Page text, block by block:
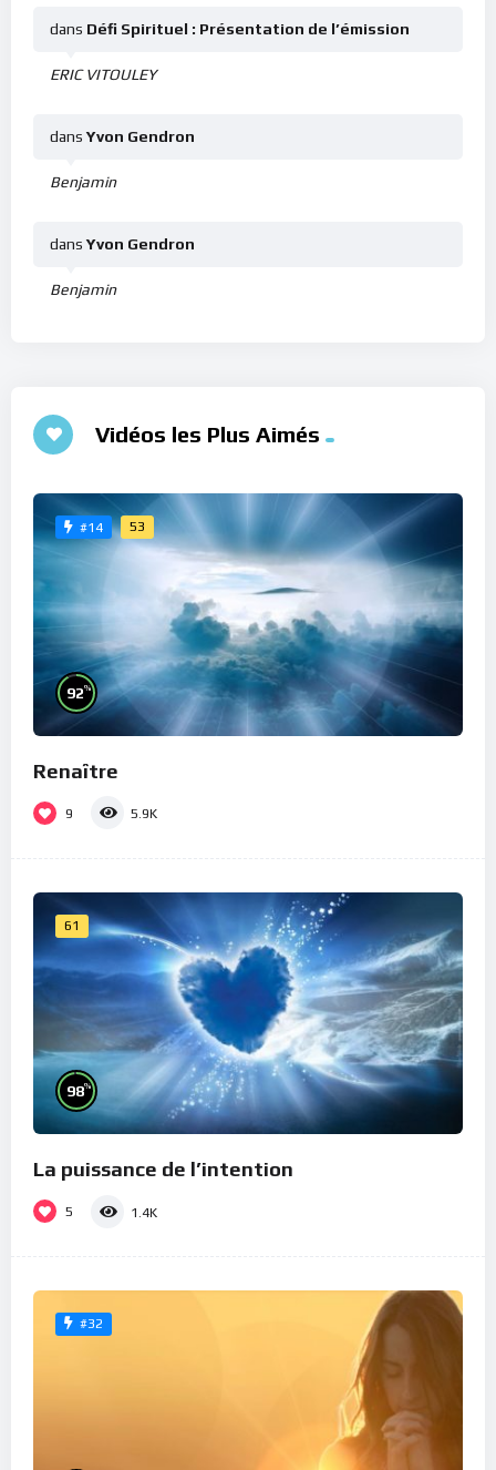
ERIC VITOULEY
dans Défi Spirituel : Présentation de l’émission
Benjamin
dans Yvon Gendron
Benjamin
dans Yvon Gendron
Vidéos les Plus Aimés
#14 53
92%
Renaître
9 5.9K
61
98%
La puissance de l’intention
5 1.4K
#32